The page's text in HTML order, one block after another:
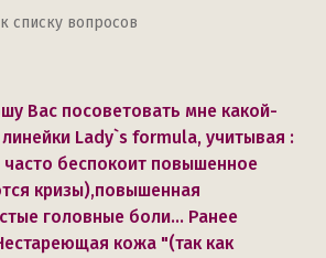
списку вопросов
Вас посоветовать мне какой-
Lady`s formula, учитывая :
беспокоит повышенное
кризы),повышенная
головные боли... Ранее
кожа "(так как